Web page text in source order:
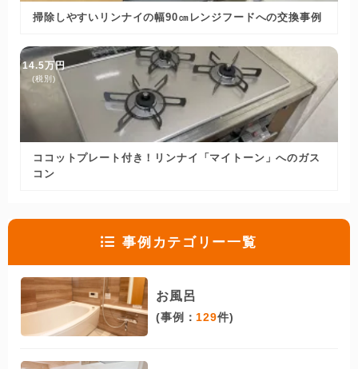
掃除しやすいリンナイの幅90㎝レンジフードへの交換事例
14.5万円
(税別)
ココットプレート付き！リンナイ「マイトーン」へのガス
コン
事例カテゴリー一覧
お風呂
(事例：129件)